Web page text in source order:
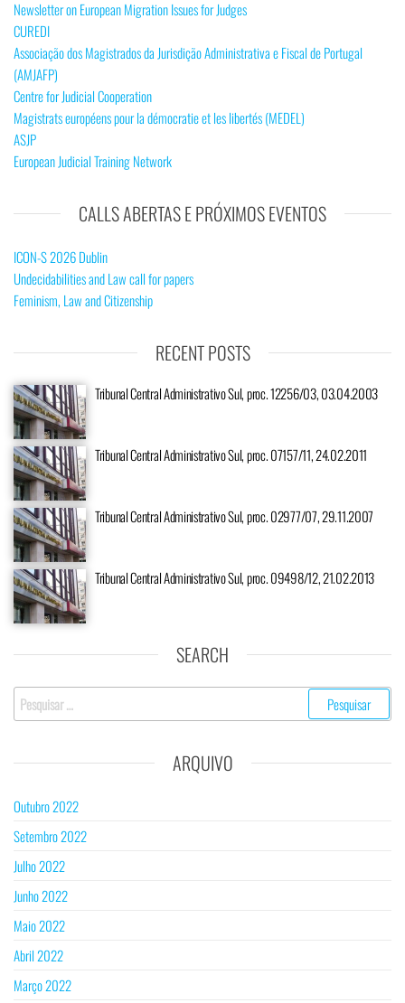
Newsletter on European Migration Issues for Judges
CUREDI
Associação dos Magistrados da Jurisdição Administrativa e Fiscal de Portugal
(AMJAFP)
Centre for Judicial Cooperation
Magistrats européens pour la démocratie et les libertés (MEDEL)
ASJP
European Judicial Training Network
CALLS ABERTAS E PRÓXIMOS EVENTOS
ICON-S 2026 Dublin
Undecidabilities and Law call for papers
Feminism, Law and Citizenship
RECENT POSTS
Tribunal Central Administrativo Sul, proc. 12256/03, 03.04.2003
Tribunal Central Administrativo Sul, proc. 07157/11, 24.02.2011
Tribunal Central Administrativo Sul, proc. 02977/07, 29.11.2007
Tribunal Central Administrativo Sul, proc. 09498/12, 21.02.2013
SEARCH
Pesquisar
por:
ARQUIVO
Outubro 2022
Setembro 2022
Julho 2022
Junho 2022
Maio 2022
Abril 2022
Março 2022